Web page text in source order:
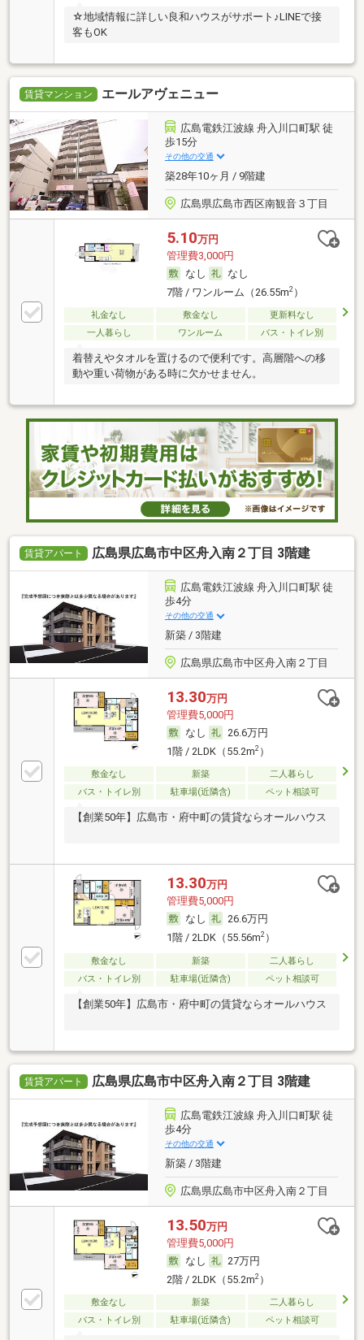
☆地域情報に詳しい良和ハウスがサポート♪LINEで接
客もOK
賃貸マンション エールアヴェニュー
広島電鉄江波線 舟入川口町駅 徒
歩15分
その他の交通
築28年10ヶ月 / 9階建
広島県広島市西区南観音３丁目
5.10万円
管理費3,000円
なし
なし
7階 / ワンルーム（26.55m2）
礼金なし 敷金なし
更新料なし
一人暮らし
ワンルーム バス・トイレ別
着替えやタオルを置けるので便利です。高層階への移
動や重い荷物がある時に欠かせません。
賃貸アパート 広島県広島市中区舟入南２丁目 3階建
広島電鉄江波線 舟入川口町駅 徒
歩4分
その他の交通
新築 / 3階建
広島県広島市中区舟入南２丁目
13.30万円
管理費5,000円
なし
26.6万円
1階 / 2LDK（55.2m2）
敷金なし 新築
二人暮らし
バス・トイレ別
駐車場(近隣含) ペット相談可
【創業50年】広島市・府中町の賃貸ならオールハウス
13.30万円
管理費5,000円
なし
26.6万円
1階 / 2LDK（55.56m2）
敷金なし 新築
二人暮らし
バス・トイレ別
駐車場(近隣含) ペット相談可
【創業50年】広島市・府中町の賃貸ならオールハウス
賃貸アパート 広島県広島市中区舟入南２丁目 3階建
広島電鉄江波線 舟入川口町駅 徒
歩4分
その他の交通
新築 / 3階建
広島県広島市中区舟入南２丁目
13.50万円
管理費5,000円
なし
27万円
2階 / 2LDK（55.2m2）
敷金なし 新築
二人暮らし
バス・トイレ別
駐車場(近隣含) ペット相談可